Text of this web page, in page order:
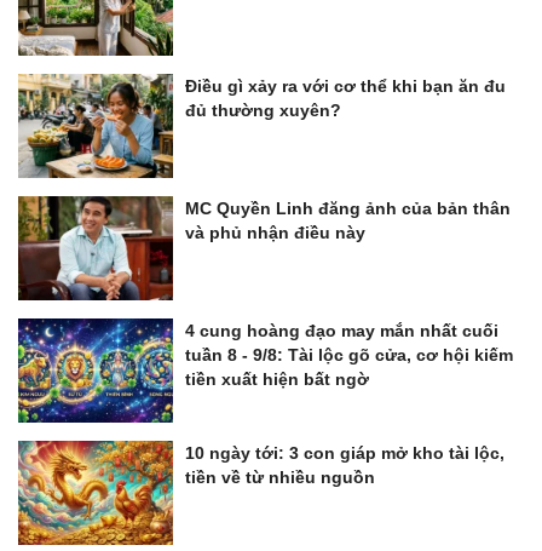
Điều gì xảy ra với cơ thể khi bạn ăn đu
đủ thường xuyên?
MC Quyền Linh đăng ảnh của bản thân
và phủ nhận điều này
4 cung hoàng đạo may mắn nhất cuối
tuần 8 - 9/8: Tài lộc gõ cửa, cơ hội kiếm
tiền xuất hiện bất ngờ
10 ngày tới: 3 con giáp mở kho tài lộc,
tiền về từ nhiều nguồn